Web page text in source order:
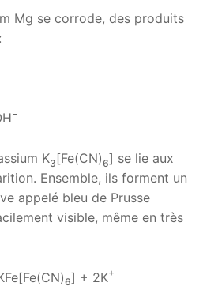
Mg se corrode, des produits
−
K3 [Fe(CN)6] se lie aux
Ensemble, ils forment un
appelé bleu de Prusse
visible, même en très
6] + 2K+